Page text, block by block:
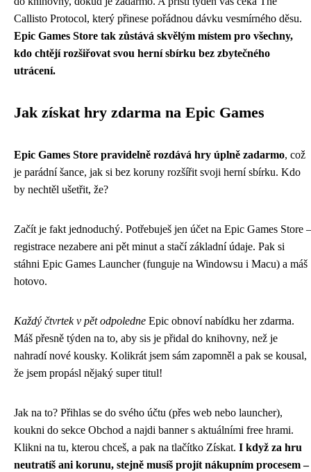
Callisto Protocol, který přinese pořádnou dávku vesmírného děsu.
Epic Games Store tak zůstává skvělým místem pro všechny,
kdo chtějí rozšiřovat svou herní sbírku bez zbytečného
utrácení.
Jak získat hry zdarma na Epic Games
Epic Games Store pravidelně rozdává hry úplně zadarmo, což
je parádní šance, jak si bez koruny rozšířit svoji herní sbírku. Kdo
by nechtěl ušetřit, že?
Začít je fakt jednoduchý. Potřebuješ jen účet na Epic Games Store –
registrace nezabere ani pět minut a stačí základní údaje. Pak si
stáhni Epic Games Launcher (funguje na Windowsu i Macu) a máš
hotovo.
Každý čtvrtek v pět odpoledne Epic obnoví nabídku her zdarma.
Máš přesně týden na to, aby sis je přidal do knihovny, než je
nahradí nové kousky. Kolikrát jsem sám zapomněl a pak se kousal,
že jsem propásl nějaký super titul!
Jak na to? Přihlas se do svého účtu (přes web nebo launcher),
koukni do sekce Obchod a najdi banner s aktuálními free hrami.
Klikni na tu, kterou chceš, a pak na tlačítko Získat. I když za hru
neutratíš ani korunu, stejně musíš projít nákupním procesem –